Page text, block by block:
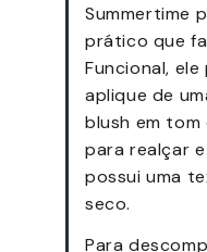
Summertime
prático que
Funcional,
aplique de
blush em
para realçar
possui uma
seco.
Para